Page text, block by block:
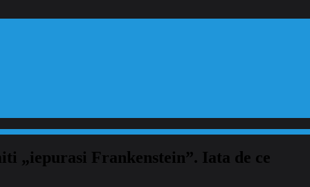
„iepurasi Frankenstein”. Iata de ce